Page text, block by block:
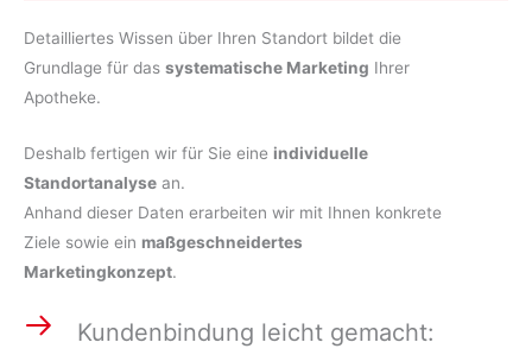
Detailliertes Wissen über Ihren Standort bildet die
Grundlage für das systematische Marketing Ihrer
Apotheke.
Deshalb fertigen wir für Sie eine individuelle
Standortanalyse an.
Anhand dieser Daten erarbeiten wir mit Ihnen konkrete
Ziele sowie ein maßgeschneidertes
Marketingkonzept.
Kundenbindung leicht gemacht: